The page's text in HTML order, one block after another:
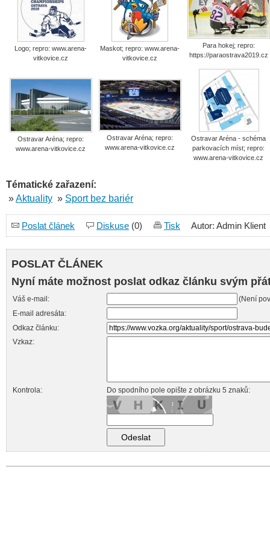
Logo; repro: www.arena-
vitkovice.cz
Maskot; repro: www.arena-
vitkovice.cz
Para hokej; repro:
https://paraostrava2019.cz
Ostravar Aréna; repro:
www.arena-vitkovice.cz
Ostravar Aréna; repro:
www.arena-vitkovice.cz
Ostravar Aréna - schéma
parkovacích míst; repro:
www.arena-vitkovice.cz
Tématické zařazení:
»Aktuality » Sport bez bariér
Poslat článek Diskuse (0) Tisk Autor: Admin Klient
POSLAT ČLÁNEK
Nyní máte možnost poslat odkaz článku svým
Váš e-mail:
(Není
E-mail adresáta:
Odkaz článku:
Vzkaz:
Kontrola: Do spodního pole opište z obrázku 5 znaků: